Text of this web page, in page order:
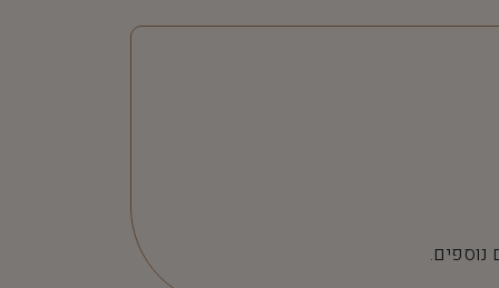
נוספים.